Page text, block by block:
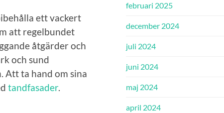
ett vackert
att regelbundet
åtgärder och
och sund
Att ta hand om sina
tandfasader.
februari 2025
december 2024
juli 2024
juni 2024
maj 2024
april 2024